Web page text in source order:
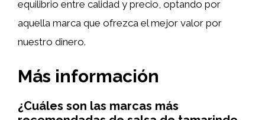
equilibrio entre calidad y precio, optando por
aquella marca que ofrezca el mejor valor por
nuestro dinero.
Más información
¿Cuáles son las marcas más